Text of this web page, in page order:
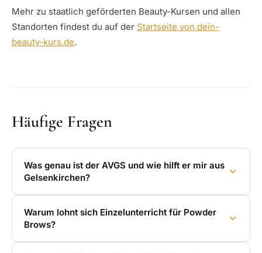
Mehr zu staatlich geförderten Beauty-Kursen und allen
Standorten findest du auf der Startseite von dein-
beauty-kurs.de.
Häufige Fragen
Was genau ist der AVGS und wie hilft er mir aus
Gelsenkirchen?
Warum lohnt sich Einzelunterricht für Powder
Brows?